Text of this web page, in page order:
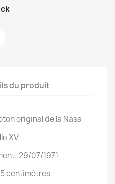
du produit
original de la Nasa
XV
29/07/1971
centimètres